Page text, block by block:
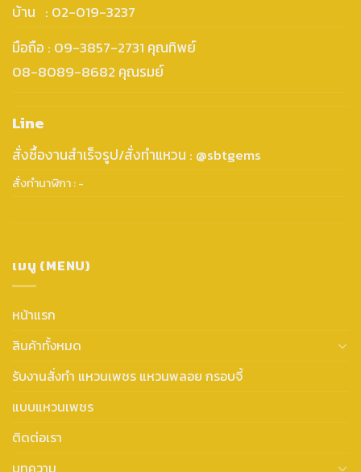
บ้าน : 02-019-3237
มือถือ : 09-3857-2731 คุณทิพย์
08-8089-8682 คุณรมย์
Line
สั่งซื้องานสำเร็จรูป/สั่งทำแหวน : @sbtgems
สั่งทำนาฬิกา : -
เมนู (MENU)
หน้าแรก
สินค้าทั้งหมด
รับงานสั่งทำ แหวนเพชร แหวนพลอย กรอบจี้
แบบแหวนเพชร
ติดต่อเรา
บทความ